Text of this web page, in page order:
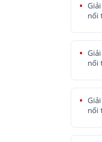
nối
nối
nối